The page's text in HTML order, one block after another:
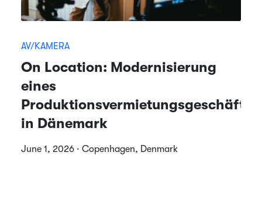
AV/KAMERA
On Location: Modernisierung
eines
Produktionsvermietungsgeschäfts
in Dänemark
June 1, 2026 · Copenhagen, Denmark